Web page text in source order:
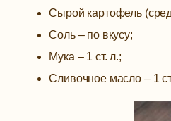
Сырой картофель
Соль – по вкусу;
Мука – 1 ст. л.;
Сливочное масло – 1